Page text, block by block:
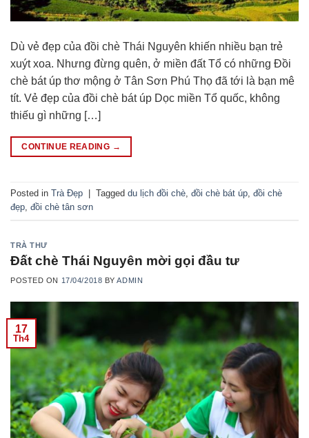
Dù vẻ đẹp của đồi chè Thái Nguyên khiến nhiều bạn trẻ
xuýt xoa. Nhưng đừng quên, ở miền đất Tổ có những Đồi
chè bát úp thơ mộng ở Tân Sơn Phú Thọ đã tới là bạn mê
tít. Vẻ đẹp của đồi chè bát úp Dọc miền Tổ quốc, không
thiếu gì những […]
CONTINUE READING →
Posted in Trà Đẹp Tagged du lịch đồi chè đồi chè bát úp đồi chè
đẹp đồi chè tân sơn
TRÀ THƯ
Đất chè Thái Nguyên mời gọi đầu tư
POSTED ON 17/04/2018 BYADMIN
17
Th4